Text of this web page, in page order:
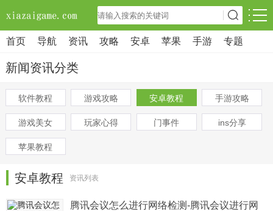
首页 导航 资讯 攻略 安卓 苹果 手游 专题
新闻资讯分类
软件教程 游戏攻略 安卓教程 手游攻略
游戏美女 玩家心得 门事件 ins分享
苹果教程
安卓教程 资讯列表
腾讯会议怎么进行网络检测-腾讯会议进行网